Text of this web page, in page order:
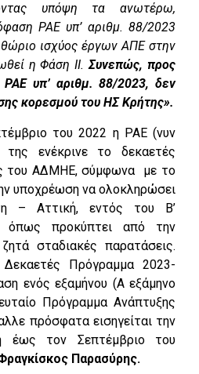
υπόψη τα ανωτέρω,
ΡΑΕ υπ’ αριθμ. 88/2023
ισχύος έργων ΑΠΕ στην
η Φάση ΙΙ.Συνεπώς, προς
υπ’ αριθμ. 88/2023, δεν
κορεσμού του ΗΣ Κρήτης».
του 2022 η ΡΑΕ (νυν
ενέκρινε το δεκαετές
του ΑΔΜΗΕ, σύμφωνα με το
υποχρέωση να ολοκληρώσει
– Αττική, εντός του Β’
όπως προκύπτει από την
σταδιακές παρατάσεις.
Δεκαετές Πρόγραμμα 2023-
ενός εξαμήνου (Α εξάμηνο
Πρόγραμμα Ανάπτυξης
πρόσφατα εισηγείται την
έως τον Σεπτέμβριο του
Παρασύρης.